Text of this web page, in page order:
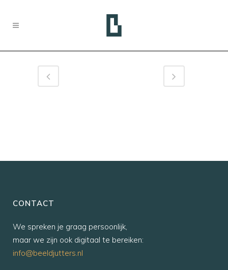
CONTACT
We spreken je graag persoonlijk,
maar we zijn ook digitaal te bereiken:
info@beeldjutters.nl